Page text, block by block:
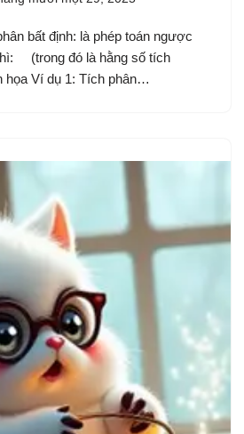
bất định: là phép toán ngược
(trong đó là hằng số tích
họa Ví dụ 1: Tích phân…